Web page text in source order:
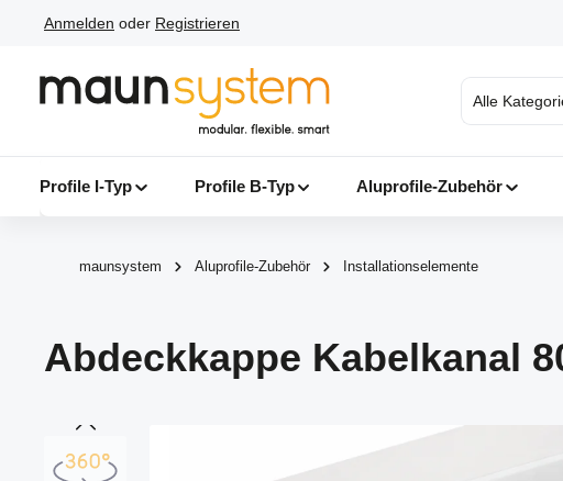
Hauptinhalt springen
Zur Suche springen
Zur Hauptnavigation springen
Anmelden oder Registrieren
Alle
Profile I-Typ Profile B-Typ Aluprofile-Zubehör
maunsystem Aluprofile-Zubehör Installationselemente
Abdeckkappe Kabelkanal